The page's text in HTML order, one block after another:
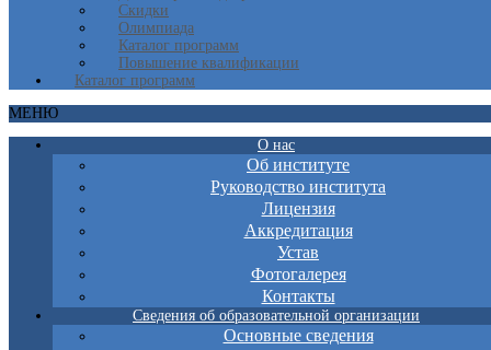
Скидки
Олимпиада
Каталог программ
Повышение квалификации
Каталог программ
МЕНЮ
О нас
Об институте
Руководство института
Лицензия
Аккредитация
Устав
Фотогалерея
Контакты
Сведения об образовательной организации
Основные сведения